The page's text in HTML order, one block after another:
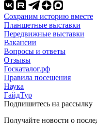
Сохраним историю вместе
Планшетные выставки
Передвижные выставки
Вакансии
Вопросы и ответы
Отзывы
Госкаталог.рф
Правила посещения
Наука
ГайдТур
Подпишитесь на рассылку
Получайте новости о